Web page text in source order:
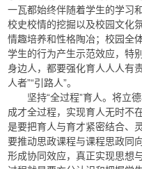
一瓦都始终伴随着学生的学习
校史校情的挖掘以及校园文化
情趣培养和性格陶冶；校园全
学生的行为产生示范效应，特
身边人，都要强化育人人人有
人者”“引路人”。
坚持“全过程”育人。将立
成才全过程，实现育人无时不
是要把育人与育才紧密结合、
要推动思政课程与课程思政同
形成协同效应，真正实现思想